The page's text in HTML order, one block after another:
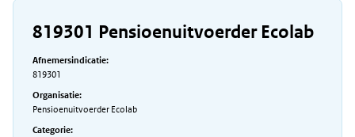
819301 Pensioenuitvoerder Ecolab
Afnemersindicatie:
819301
Organisatie:
Pensioenuitvoerder Ecolab
Categorie: